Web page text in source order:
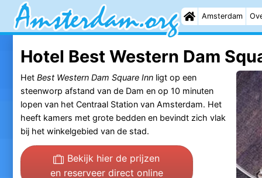
Amsterdam
Hotel Best Western Dam
Het Best Western Dam Square Innligt op een
steenworp afstand van de Dam en op 10 minuten
lopen van het Centraal Station van Amsterdam. Het
heeft kamers met grote bedden en bevindt zich vlak
bij het winkelgebied van de stad.
Bekijk hier de prijzen
en reserveer direct online